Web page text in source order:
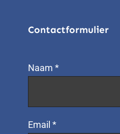
Contactformulier
Naam *
Email *